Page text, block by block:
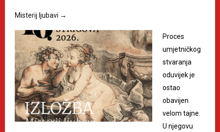
Misterij ljubavi →
Proces
umjetničkog
stvaranja
oduvijek je
ostao
obavijen
velom tajne.
U njegovu